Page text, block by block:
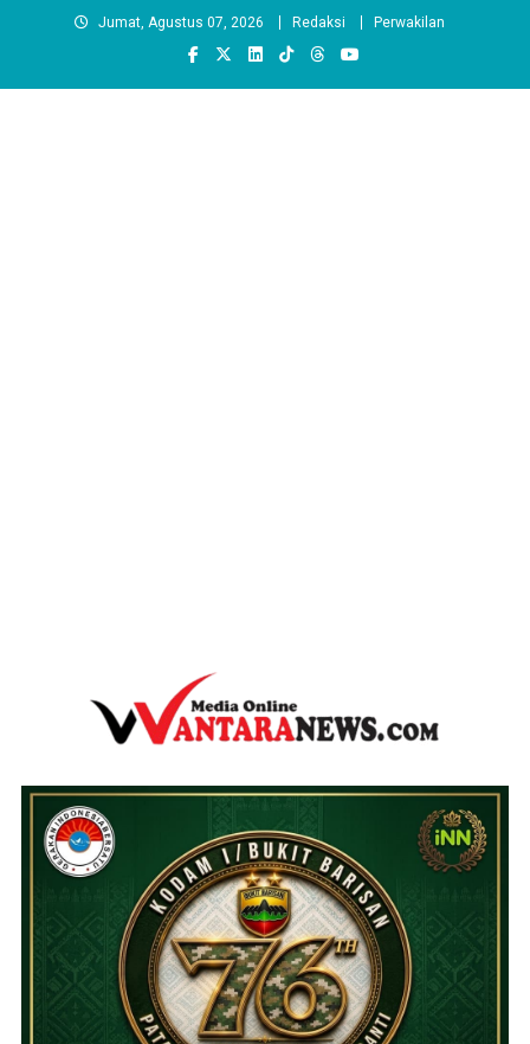
Jumat, Agustus 07, 2026 Redaksi Perwakilan
wantaranews.com